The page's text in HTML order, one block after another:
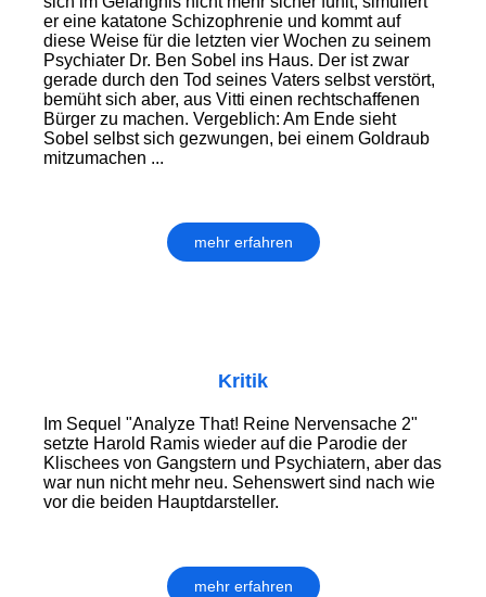
er eine katatone Schizophrenie und kommt auf
diese Weise für die letzten vier Wochen zu seinem
Psychiater Dr. Ben Sobel ins Haus. Der ist zwar
gerade durch den Tod seines Vaters selbst verstört,
bemüht sich aber, aus Vitti einen rechtschaffenen
Bürger zu machen. Vergeblich: Am Ende sieht
Sobel selbst sich gezwungen, bei einem Goldraub
mitzumachen ...
mehr erfahren
Kritik
Im Sequel "Analyze That! Reine Nervensache 2"
setzte Harold Ramis wieder auf die Parodie der
Klischees von Gangstern und Psychiatern, aber das
war nun nicht mehr neu. Sehenswert sind nach wie
vor die beiden Hauptdarsteller.
mehr erfahren